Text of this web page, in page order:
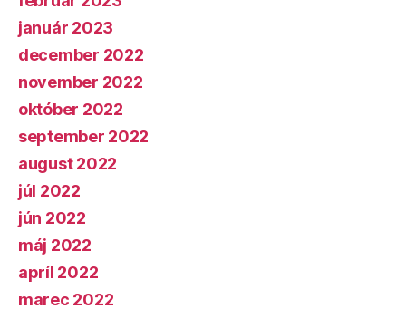
január 2023
december 2022
november 2022
október 2022
september 2022
august 2022
júl 2022
jún 2022
máj 2022
apríl 2022
marec 2022